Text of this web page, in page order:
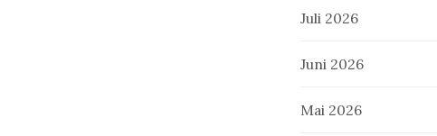
Juli 2026
Juni 2026
Mai 2026